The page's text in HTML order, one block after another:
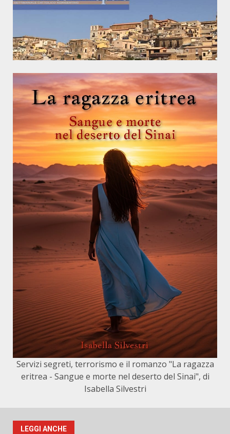
Servizi segreti, terrorismo e il romanzo "La ragazza
eritrea - Sangue e morte nel deserto del Sinai", di
Isabella Silvestri
LEGGI ANCHE